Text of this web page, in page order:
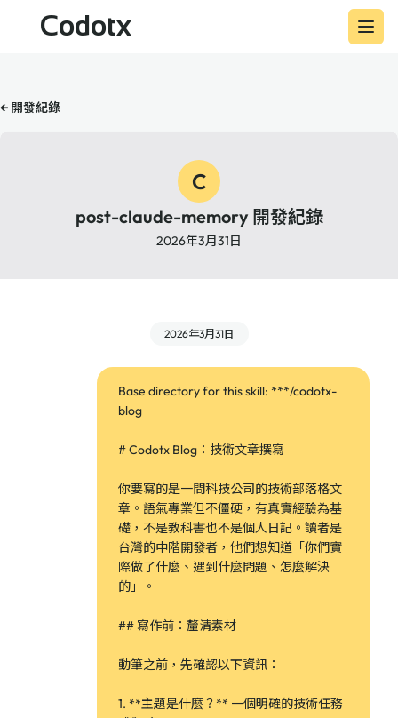
Codotx
← 開發紀錄
C
post-claude-memory 開發紀錄
2026年3月31日
2026年3月31日
Base directory for this skill: ***/codotx-
blog
# Codotx Blog：技術文章撰寫
你要寫的是一間科技公司的技術部落格文
章。語氣專業但不僵硬，有真實經驗為基
礎，不是教科書也不是個人日記。讀者是
台灣的中階開發者，他們想知道「你們實
際做了什麼、遇到什麼問題、怎麼解決
的」。
## 寫作前：釐清素材
動筆之前，先確認以下資訊：
1. **主題是什麼？** 一個明確的技術任務